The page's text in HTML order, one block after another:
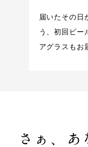
届いたその日
う、初回ビー
アグラスもお
さぁ、あ